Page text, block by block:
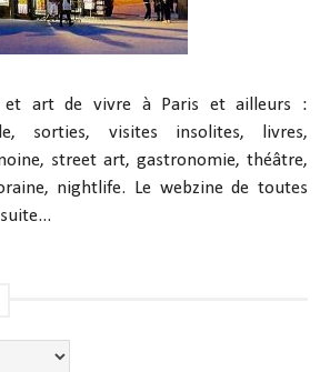
et art de vivre à Paris et ailleurs :
sorties, visites insolites, livres,
street art, gastronomie, théâtre,
nightlife. Le webzine de toutes